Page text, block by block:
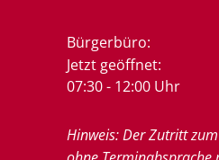
Bürgerbüro:
Klicken, um weitere
Jetzt geöffnet:
07:30- 12:00 Uhr
Hinweis: Der Zutritt